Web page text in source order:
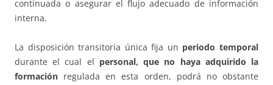
continuada o asegurar el flujo adecuado de información
interna.
La disposición transitoria única fija un periodo temporal
durante el cual el personal, que no haya adquirido la
formación regulada en esta orden, podrá no obstante